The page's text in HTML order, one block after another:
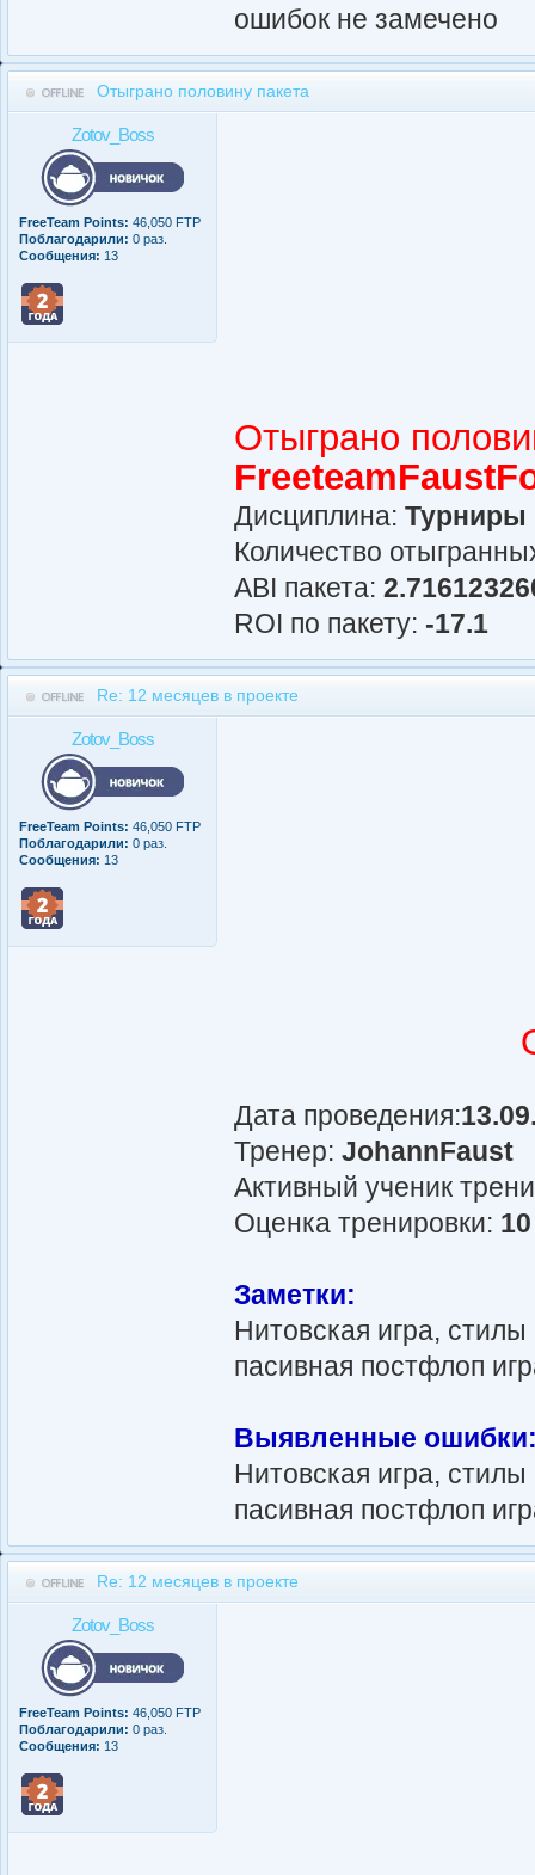
ошибок не замечено
Отыграно половину пакета
Zotov_Boss
FreeTeam Points: 46,050 FTP
Поблагодарили: 0 раз.
Сообщения: 13
Отыграно
Дисциплина: Турниры
Количество
АBI пакета:
ROI по пакету: -17.1
Re: 12 месяцев в проекте
Zotov_Boss
FreeTeam Points: 46,050 FTP
Поблагодарили: 0 раз.
Сообщения: 13
Дата проведения:
Тренер: JohannFaust
Активный ученик
Оценка тренировки:
Заметки:
Нитовская игра,
пасивная постфлоп
Выявленные
Нитовская игра,
пасивная постфлоп
Re: 12 месяцев в проекте
Zotov_Boss
FreeTeam Points: 46,050 FTP
Поблагодарили: 0 раз.
Сообщения: 13